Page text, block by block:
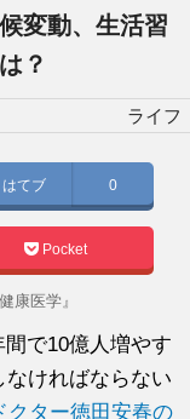
変動、生活習
？
ライフ
はてブ 0
Pocket
康医学』
で10億人増やす
なければならない
クター徳田安春の